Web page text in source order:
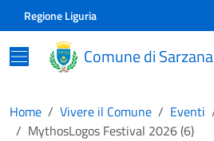
Skip to main content
Comune di Sarzana
Regione Liguria
Comune di Sarzana
Home Vivere il Comune Eventi
MythosLogos Festival 2026 (6)